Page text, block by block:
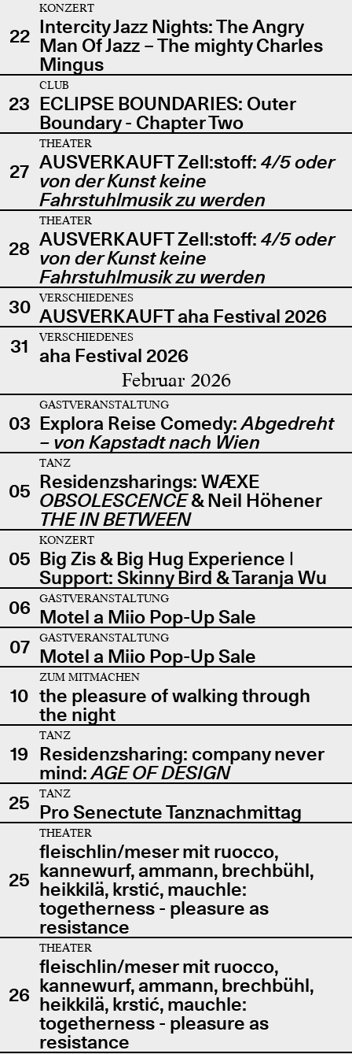
22
KONZERT
Intercity Jazz Nights: The Angry
Man Of Jazz – The mighty Charles
Mingus
23
CLUB
ECLIPSE BOUNDARIES: Outer
Boundary - Chapter Two
27
THEATER
AUSVERKAUFT Zell:stoff: 4/5 oder
von der Kunst keine
Fahrstuhlmusik zu werden
28
THEATER
AUSVERKAUFT Zell:stoff: 4/5 oder
von der Kunst keine
Fahrstuhlmusik zu werden
30
VERSCHIEDENES
AUSVERKAUFT aha Festival 2026
31
VERSCHIEDENES
aha Festival 2026
Februar 2026
03
GASTVERANSTALTUNG
Explora Reise Comedy:Abgedreht
– von Kapstadt nach Wien
05
TANZ
Residenzsharings: WÆXE
OBSOLESCENCE& Neil Höhener
THE IN BETWEEN
05
KONZERT
Big Zis & Big Hug Experience |
Support: Skinny Bird & Taranja Wu
06
GASTVERANSTALTUNG
Motel a Miio Pop-Up Sale
07
GASTVERANSTALTUNG
Motel a Miio Pop-Up Sale
10
ZUM MITMACHEN
the pleasure of walking through
the night
19
TANZ
Residenzsharing: company never
mind:AGE OF DESIGN
25
TANZ
Pro Senectute Tanznachmittag
25
THEATER
fleischlin/meser mit ruocco,
kannewurf, ammann, brechbühl,
heikkilä, krstić, mauchle:
togetherness - pleasure as
resistance
26
THEATER
fleischlin/meser mit ruocco,
kannewurf, ammann, brechbühl,
heikkilä, krstić, mauchle:
togetherness - pleasure as
resistance